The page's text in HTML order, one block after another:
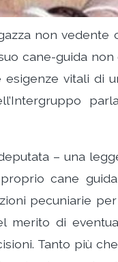
non vedente
cane-guida
vitali di
– una
cane
pecuniarie
merito di
Tanto più